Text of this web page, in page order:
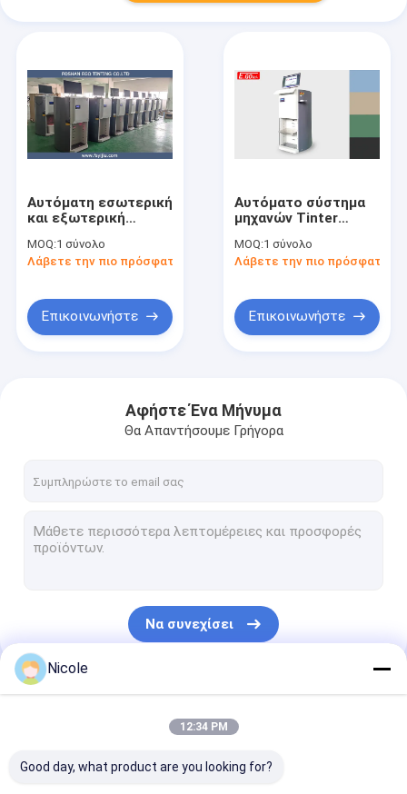
Βίντεο
Αυτόματη εσωτερική
και εξωτερική
χρώματος Tinter 30L
χρωμάτων
MOQ:1 σύνολο
Λάβετε την πιο πρόσφατη τιμή
Επικοινωνήστε
Αυτόματο σύστημα
μηχανών Tinter
γαλακτώματος για
τις βασισμένες στο
ουσίες
MOQ:1 σύνολο
Λάβετε την πιο πρόσφατη
Επικοινωνήστε
Αφήστε Ένα Μήνυμα
Θα Απαντήσουμε Γρήγορα
Να συνεχίσει
Οι Κατηγορίες Μας
Nicole
12:34 PM
Good day, what product are you looking for?